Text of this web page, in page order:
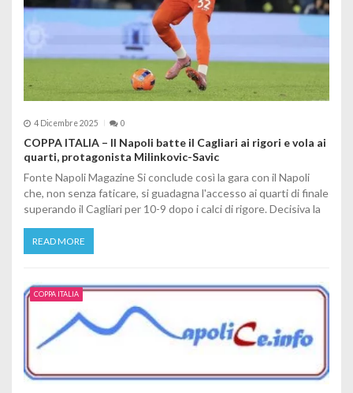
4 Dicembre 2025 0
COPPA ITALIA – Il Napoli batte il Cagliari ai rigori e vola ai
quarti, protagonista Milinkovic-Savic
Fonte Napoli Magazine Si conclude così la gara con il Napoli
che, non senza faticare, si guadagna l'accesso ai quarti di finale
superando il Cagliari per 10-9 dopo i calci di rigore. Decisiva la
READ MORE
COPPA ITALIA